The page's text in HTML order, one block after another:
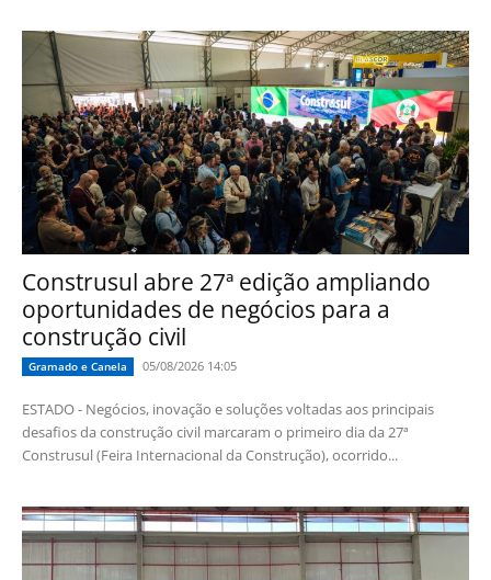
Construsul abre 27ª edição ampliando
oportunidades de negócios para a
construção civil
Gramado e Canela 05/08/2026 14:05
ESTADO - Negócios, inovação e soluções voltadas aos principais
desafios da construção civil marcaram o primeiro dia da 27ª
Construsul (Feira Internacional da Construção), ocorrido...